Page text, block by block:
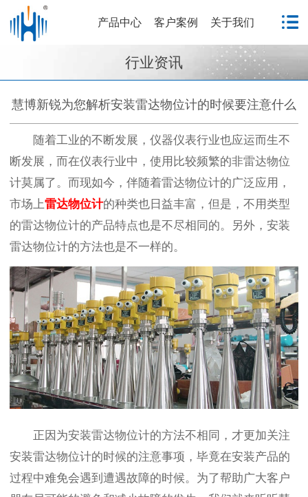
产品中心 客户案例 关于我们
行业资讯
慧博新锐为您解析安装雷达物位计的时候要注意什么
随着工业的不断发展，仪器仪表行业也应运而生不
断发展，而在仪表行业中，使用比较频繁的非雷达物位
计莫属了。而现如今，伴随着雷达物位计的广泛应用，
市场上雷达物位计的种类也日益丰富，但是，不用类型
的雷达物位计的产品特点也是不尽相同的。另外，安装
雷达物位计的方法也是不一样的。
正因为安装雷达物位计的方法不相同，才更加关注
安装雷达物位计的时候的注意事项，毕竟在安装产品的
过程中难免会遇到遭遇故障的时候。为了帮助广大客户